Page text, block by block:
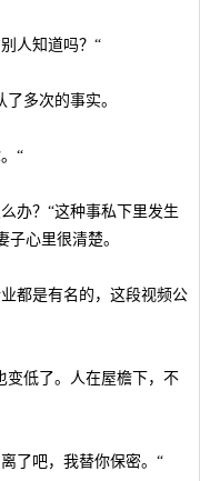
人知道吗？“
多次的事实。
“
办？“这种事私下里发生
子心里很清楚。
都是有名的，这段视频公
低了。人在屋檐下，不
了吧，我替你保密。“